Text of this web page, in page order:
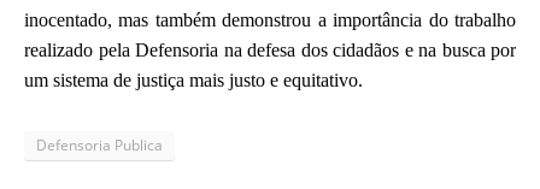
inocentado, mas também demonstrou a importância do trabalho
realizado pela Defensoria na defesa dos cidadãos e na busca por
um sistema de justiça mais justo e equitativo.
Defensoria Publica